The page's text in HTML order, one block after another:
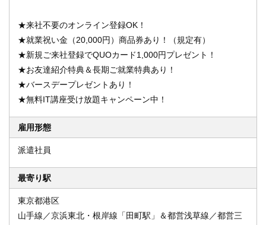
★来社不要のオンライン登録OK！
★就業祝い金（20,000円）商品券あり！（規定有）
★新規ご来社登録でQUOカード1,000円プレゼント！
★お友達紹介特典＆長期ご就業特典あり！
★バースデープレゼントあり！
★無料IT講座受け放題キャンペーン中！
雇用形態
派遣社員
最寄り駅
東京都港区
山手線／京浜東北・根岸線「田町駅」＆都営浅草線／都営三